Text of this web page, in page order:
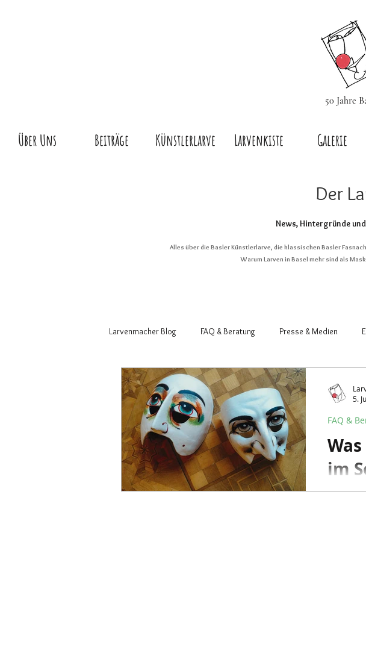
50 Jahre
Über Uns Beiträge Künstlerlarve Larvenkiste Galerie
Der
News, Hintergründe
Alles über die Basler Künstlerlarve, die klassischen Basler
Warum Larven in Basel mehr sind als
Larvenmacher Blog FAQ & Beratung Presse & Medien
Basler Fasnachtsfiguren Larvenmacher & Atelier
im
Diese
FAQ &
5.